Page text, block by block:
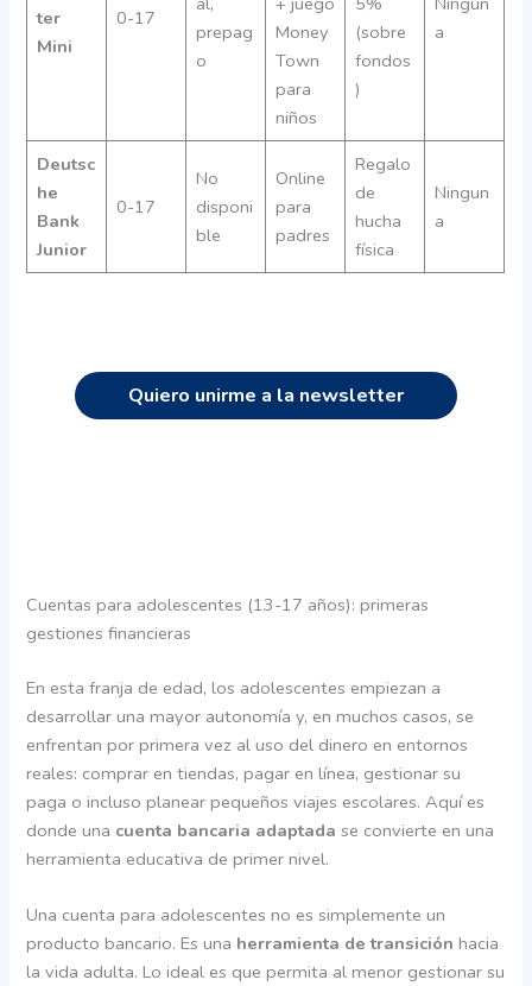
ter
Mini
0-17
prepag
o
Money
Town
para
niños
(sobre
fondos
)
a
Deutsc
he
Bank
Junior
0-17
No
disponi
ble
Online
para
padres
Regalo
de
hucha
física
Ningun
a
Quiero unirme a la newsletter
Cuentas para adolescentes (13-17 años): primeras
gestiones financieras
En esta franja de edad, los adolescentes empiezan a
desarrollar una mayor autonomía y, en muchos casos, se
enfrentan por primera vez al uso del dinero en entornos
reales: comprar en tiendas, pagar en línea, gestionar su
paga o incluso planear pequeños viajes escolares. Aquí es
donde una cuenta bancaria adaptada se convierte en una
herramienta educativa de primer nivel.
Una cuenta para adolescentes no es simplemente un
producto bancario. Es una herramienta de transición hacia
la vida adulta. Lo ideal es que permita al menor gestionar su